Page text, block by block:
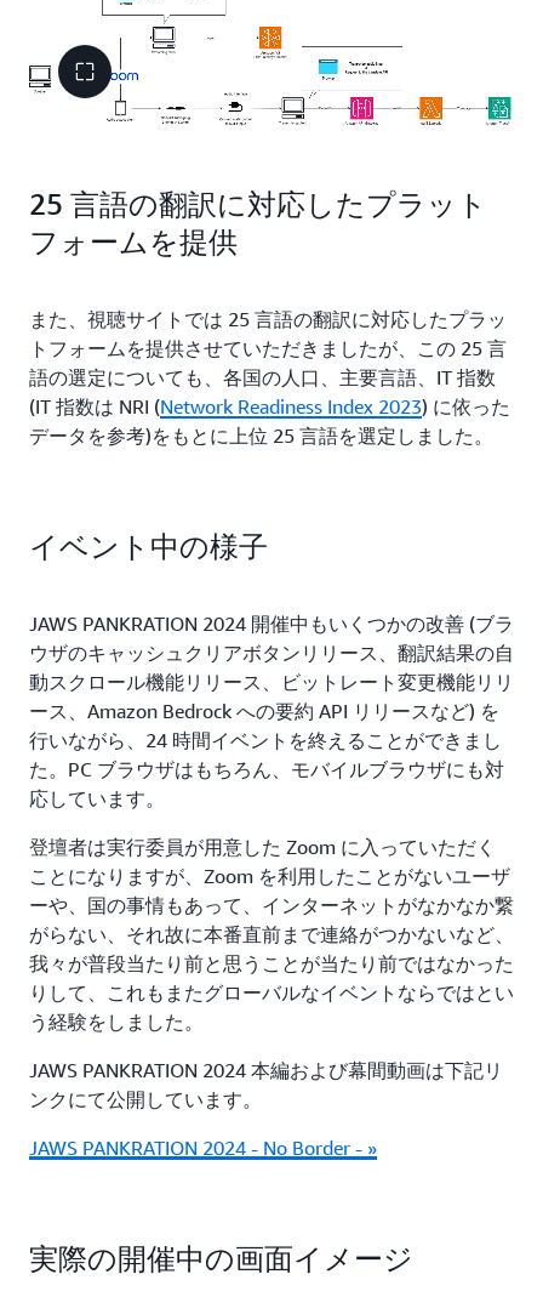
25 言語の翻訳に対応したプラット
フォームを提供
また、視聴サイトでは 25 言語の翻訳に対応したプラッ
トフォームを提供させていただきましたが、この 25 言
語の選定についても、各国の人口、主要言語、IT 指数
(IT 指数は NRI (Network Readiness Index 2023) に依った
データを参考)をもとに上位 25 言語を選定しました。
イベント中の様子
JAWS PANKRATION 2024 開催中もいくつかの改善 (ブラ
ウザのキャッシュクリアボタンリリース、翻訳結果の自
動スクロール機能リリース、ビットレート変更機能リリ
ース、Amazon Bedrock への要約 API リリースなど) を
行いながら、24 時間イベントを終えることができまし
た。PC ブラウザはもちろん、モバイルブラウザにも対
応しています。
登壇者は実行委員が用意した Zoom に入っていただく
ことになりますが、Zoom を利用したことがないユーザ
ーや、国の事情もあって、インターネットがなかなか繋
がらない、それ故に本番直前まで連絡がつかないなど、
我々が普段当たり前と思うことが当たり前ではなかった
りして、これもまたグローバルなイベントならではとい
う経験をしました。
JAWS PANKRATION 2024 本編および幕間動画は下記リ
ンクにて公開しています。
JAWS PANKRATION 2024 - No Border - »
実際の開催中の画面イメージ